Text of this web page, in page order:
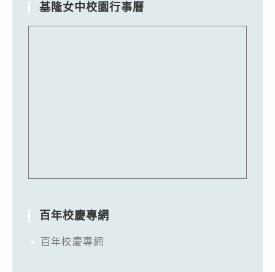
基隆女中校園行事曆
百年校慶專網
百年校慶專網